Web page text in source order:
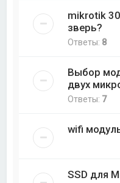
mikrotik
зверь?
Ответы: 8
Выбор
двух
Ответы: 7
wifi
SSD для